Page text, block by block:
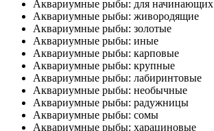
Аквариумные рыбы: для начинающих
Аквариумные рыбы: живородящие
Аквариумные рыбы: золотые
Аквариумные рыбы: иные
Аквариумные рыбы: карповые
Аквариумные рыбы: крупные
Аквариумные рыбы: лабиринтовые
Аквариумные рыбы: необычные
Аквариумные рыбы: радужницы
Аквариумные рыбы: сомы
Аквариумные рыбы: харациновые